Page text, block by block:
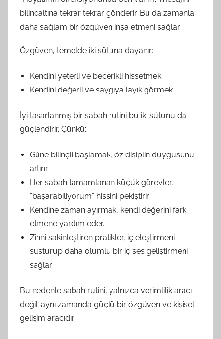
bilinçaltına tekrar tekrar gönderir. Bu da zamanla
daha sağlam bir özgüven inşa etmeni sağlar.
Özgüven, temelde iki sütuna dayanır:
Kendini yeterli ve becerikli hissetmek.
Kendini değerli ve saygıya layık görmek.
İyi tasarlanmış bir sabah rutini bu iki sütunu da
güçlendirir. Çünkü:
Güne bilinçli başlamak, öz disiplin duygusunu
artırır.
Her sabah tamamlanan küçük görevler,
“başarabiliyorum” hissini pekiştirir.
Kendine zaman ayırmak, kendi değerini fark
etmene yardım eder.
Zihni sakinleştiren pratikler, iç eleştirmeni
susturup daha olumlu bir iç ses geliştirmeni
sağlar.
Bu nedenle sabah rutini, yalnızca verimlilik aracı
değil; aynı zamanda güçlü bir özgüven ve kişisel
gelişim aracıdır.